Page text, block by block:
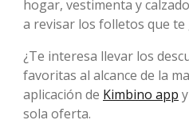
hogar, vestimenta y
a revisar los folletos que
¿Te interesa llevar los
favoritas al alcance de la
aplicación de Kimbino app
sola oferta.